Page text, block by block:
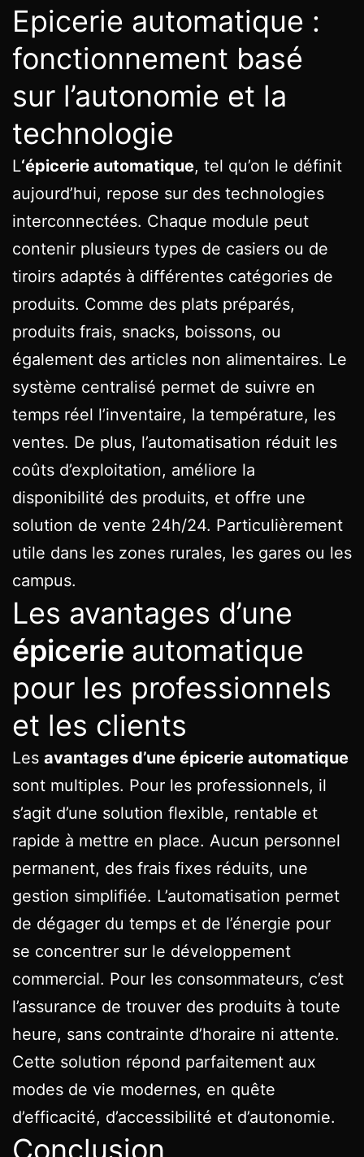
Epicerie automatique :
fonctionnement basé
sur l’autonomie et la
technologie
L‘épicerie automatique, tel qu’on le définit
aujourd’hui, repose sur des technologies
interconnectées. Chaque module peut
contenir plusieurs types de casiers ou de
tiroirs adaptés à différentes catégories de
produits. Comme des plats préparés,
produits frais, snacks, boissons, ou
également des articles non alimentaires. Le
système centralisé permet de suivre en
temps réel l’inventaire, la température, les
ventes. De plus, l’automatisation réduit les
coûts d’exploitation, améliore la
disponibilité des produits, et offre une
solution de vente 24h/24. Particulièrement
utile dans les zones rurales, les gares ou les
campus.
Les avantages d’une
épicerie automatique
pour les professionnels
et les clients
Les avantages d’une épicerie automatique
sont multiples. Pour les professionnels, il
s’agit d’une solution flexible, rentable et
rapide à mettre en place. Aucun personnel
permanent, des frais fixes réduits, une
gestion simplifiée. L’automatisation permet
de dégager du temps et de l’énergie pour
se concentrer sur le développement
commercial. Pour les consommateurs, c’est
l’assurance de trouver des produits à toute
heure, sans contrainte d’horaire ni attente.
Cette solution répond parfaitement aux
modes de vie modernes, en quête
d’efficacité, d’accessibilité et d’autonomie.